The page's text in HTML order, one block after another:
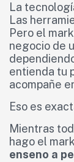
La
Las
Pero el
negocio de
entienda tu
acompañe
Eso es
Mientras
hago el
enseno a